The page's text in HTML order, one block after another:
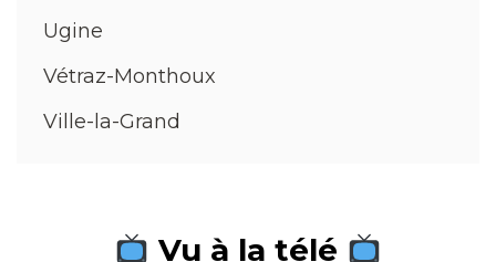
Ugine
Vétraz-Monthoux
Ville-la-Grand
Vu à la télé